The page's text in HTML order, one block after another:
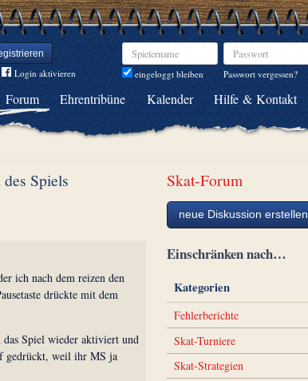
Login aktivieren
Spielername
eingeloggt bleiben
Passwort
Passwort vergessen?
Forum Ehrentribüne Kalender Hilfe & Kontakt
Spiels
ich nach dem reizen den
drückte mit dem
Spiel wieder aktiviert und
gedrückt, weil ihr MS ja
Skat-Forum
neue Diskussion erstellen
Einschränken nach…
Kategorien
Fehlerberichte
Skat-Turniere
Skat-Strategien